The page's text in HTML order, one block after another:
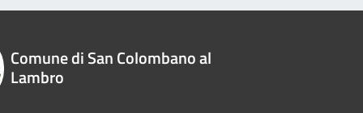
Comune di San Colombano al
Lambro